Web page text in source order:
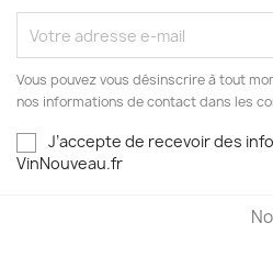
Vous pouvez vous désinscrire à tout
nos informations de contact dans les
J’accepte de recevoir des
VinNouveau.fr